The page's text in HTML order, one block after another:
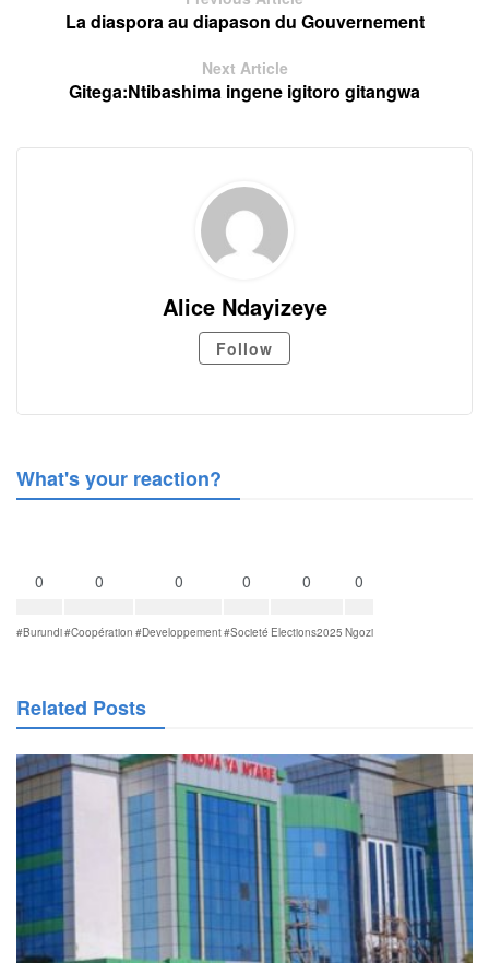
La diaspora au diapason du Gouvernement
Next Article
Gitega:Ntibashima ingene igitoro gitangwa
Alice Ndayizeye
Follow
What's your reaction?
0
#Burundi
0
#Coopération
0
#Developpement
0
#Societé
0
Elections2025
0
Ngozi
Related Posts